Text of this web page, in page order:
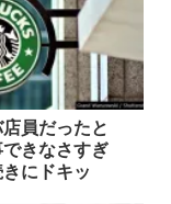
店員だったと
できなさすぎ
にドキッ